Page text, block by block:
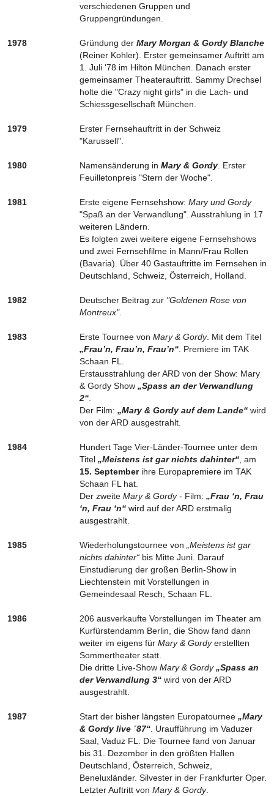
verschiedenen Gruppen und
Gruppengründungen.
1978 Gründung der Mary Morgan & Gordy Blanche
(Reiner Kohler). Erster gemeinsamer Auftritt am
1. Juli '78 im Hilton München. Danach erster
gemeinsamer Theaterauftritt. Sammy Drechsel
holte die "Crazy night girls" in die Lach- und
Schiessgesellschaft München.
1979
Erster Fernsehauftritt in der Schweiz
"Karussell".
1980 Namensänderung in Mary & Gordy . Erster
Feuilletonpreis "Stern der Woche".
1981 Erste eigene Fernsehshow: Mary und Gordy
"Spaß an der Verwandlung". Ausstrahlung in 17
weiteren Ländern.
Es folgten zwei weitere eigene Fernsehshows
und zwei Fernsehfilme in Mann/Frau Rollen
(Bavaria). Über 40 Gastauftritte im Fernsehen in
Deutschland, Schweiz, Österreich, Holland.
1982 Deutscher Beitrag zur "Goldenen Rose von
Montreux".
1983 Erste Tournee von Mary & Gordy. Mit dem Titel
„Frau’n, Frau’n, Frau’n“ . Premiere im TAK
Schaan FL.
Erstausstrahlung der ARD von der Show: Mary
& Gordy Show „Spass an der Verwandlung
2“
Der Film: „Mary & Gordy auf dem Lande“ wird
von der ARD ausgestrahlt.
1984
Hundert Tage Vier-Länder-Tournee unter dem
Titel „Meistens ist gar nichts dahinter“ , am
15. Septemberihre Europapremiere im TAK
Schaan FL hat.
Der zweite Mary & Gordy- Film: „Frau ‘n, Frau
‘n, Frau ‘n“ wird auf der ARD erstmalig
ausgestrahlt.
1985 Wiederholungstournee von
„Meistens ist gar
nichts dahinter“ bis Mitte Juni. Darauf
Einstudierung der großen Berlin-Show in
Liechtenstein mit Vorstellungen in
Gemeindesaal Resch, Schaan FL.
1986
206 ausverkaufte Vorstellungen im Theater am
Kurfürstendamm Berlin, die Show fand dann
weiter im eigens für Mary & Gordyerstellten
Sommertheater statt.
Die dritte Live-Show Mary & Gordy „Spass an
der Verwandlung 3“ wird von der ARD
ausgestrahlt.
1987 Start der bisher längsten Europatournee „Mary
& Gordy live ´87“ . Uraufführung im Vaduzer
Saal, Vaduz FL. Die Tournee fand von Januar
bis 31. Dezember in den größten Hallen
Deutschland, Österreich, Schweiz,
Beneluxländer. Silvester in der Frankfurter Oper.
Letzter Auftritt von Mary & Gordy.